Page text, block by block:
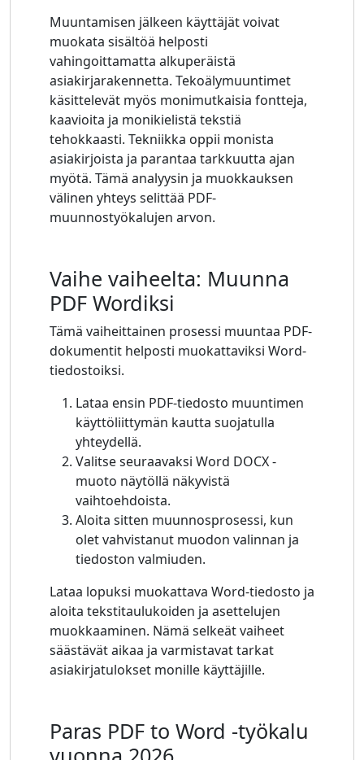
Muuntamisen jälkeen käyttäjät voivat
muokata sisältöä helposti
vahingoittamatta alkuperäistä
asiakirjarakennetta. Tekoälymuuntimet
käsittelevät myös monimutkaisia ​​fontteja,
kaavioita ja monikielistä tekstiä
tehokkaasti. Tekniikka oppii monista
asiakirjoista ja parantaa tarkkuutta ajan
myötä. Tämä analyysin ja muokkauksen
välinen yhteys selittää PDF-
muunnostyökalujen arvon.
Vaihe vaiheelta: Muunna
PDF Wordiksi
Tämä vaiheittainen prosessi muuntaa PDF-
dokumentit helposti muokattaviksi Word-
tiedostoiksi.
Lataa ensin PDF-tiedosto muuntimen
käyttöliittymän kautta suojatulla
yhteydellä.
Valitse seuraavaksi Word DOCX -
muoto näytöllä näkyvistä
vaihtoehdoista.
Aloita sitten muunnosprosessi, kun
olet vahvistanut muodon valinnan ja
tiedoston valmiuden.
Lataa lopuksi muokattava Word-tiedosto ja
aloita tekstitaulukoiden ja asettelujen
muokkaaminen. Nämä selkeät vaiheet
säästävät aikaa ja varmistavat tarkat
asiakirjatulokset monille käyttäjille.
Paras PDF to Word -työkalu